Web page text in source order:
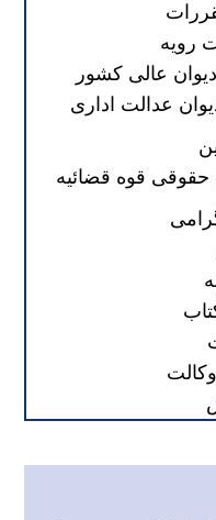
رویه
عالی کشور
عدالت اداری
قوه قضائیه